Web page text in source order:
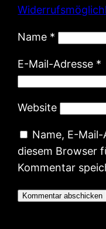
Name *
E-Mail-Adresse *
Website
Name, E-
diesem Browser
Kommentar